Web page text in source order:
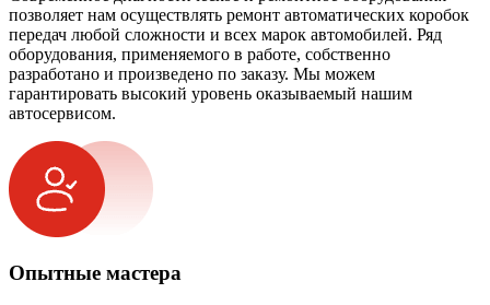
позволяет нам осуществлять ремонт автоматических коробок
передач любой сложности и всех марок автомобилей. Ряд
оборудования, применяемого в работе, собственно
разработано и произведено по заказу. Мы можем
гарантировать высокий уровень оказываемый нашим
автосервисом.
Опытные мастера